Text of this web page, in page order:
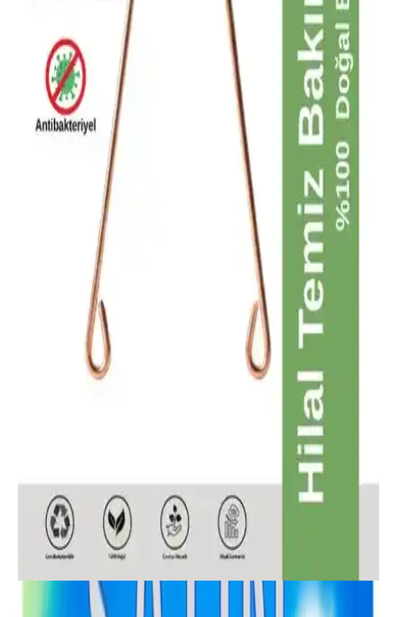
güvenilir ve pratik bir tıbbi parafin bazlı koruyucu. Kullanımı kolay,
ağız içi konforu artırır ve tedavi sürecini destekler.
Oral-B Pro Cross Action X-filament Şarjlı Diş
Fırçası Yedek Başlıkları 2'li Paket Detaylı İnceleme
Oral-B Pro Cross Action X-filament şarjlı diş fırçası yedek
başlıkları, yüksek performans ve hijyen sağlar. Almanya menşeli,
dayanıklı malzemelerden üretilmiş, uzun ömürlü ve etkili temizlik
sunan bu ürün, diş ve diş eti sağlığını korur.
Zubio Paslanmaz Çelik Dil Temizleyici İnceleme ve
Kullanım Rehberi: Özellikler Avantajlar
Zubio Paslanmaz Çelik Dil Temizleyici, dildeki beyaz tabakayı
giderir, ağız kokusunu azaltır ve tat alma duyusunu geçici olarak
iyileştirir. Plastiksiz tasarım ve paslanmaz çelik yapısı temizliği
kolaylaştırır; sabah/akşam kullanıma uygundur.
Oral-B Essential Floss Diş İpi: Uzun Ömürlü,
Güvenilir ve Hassas Kullanıcılar İçin Uygun
Oral-B Essential Floss diş ipi, dayanıklı naylon lifleri ve uzun
kullanım ömrü ile diş arası temizliğinde güvenilir bir seçenek sunar.
Hassas yapısı ve hijyen avantajlarıyla günlük ağız bakımınıza katkı
Hilal Temiz Healing Touch Bakır Dil ile Günlük Ağız
Hijyeninizi Güçlendirin
Hilal Temiz Healing Touch Bakır Dil, doğal antibakteriyel
özellikleri ve ergonomik tasarımıyla dil yüzeyinizi nazikçe temizler,
ağız kokusunu azaltır ve ferah bir his sağlar.
Aroması ve Ferahlık Hissi